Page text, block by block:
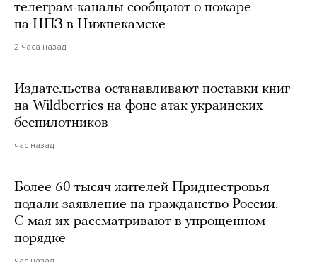
телеграм-каналы сообщают о пожаре
на НПЗ в Нижнекамске
2 часа назад
Издательства останавливают поставки книг
на Wildberries на фоне атак украинских
беспилотников
час назад
Более 60 тысяч жителей Приднестровья
подали заявление на гражданство России.
С мая их рассматривают в упрощенном
порядке